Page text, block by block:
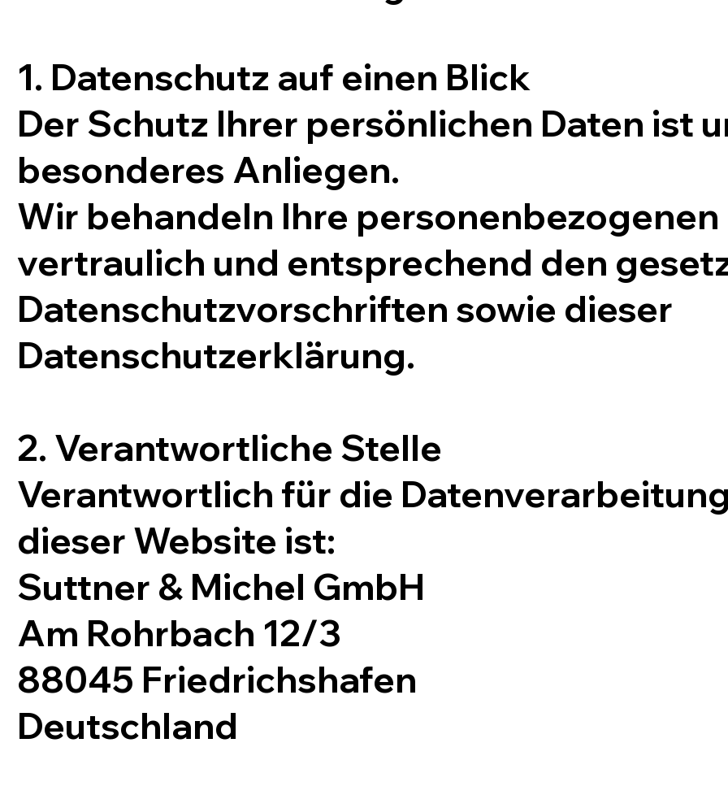
1. Datenschutz auf einen Blick
Der Schutz Ihrer persönlichen Daten ist
besonderes Anliegen.
Wir behandeln Ihre personenbezogenen
vertraulich und entsprechend den
Datenschutzvorschriften sowie dieser
Datenschutzerklärung.
2. Verantwortliche Stelle
Verantwortlich für die
dieser Website ist:
Suttner & Michel GmbH
Am Rohrbach 12/3
88045 Friedrichshafen
Deutschland